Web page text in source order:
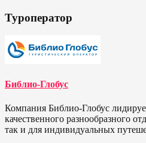
Туроператор
Библио-Глобус
Компания Библио-Глобус
качественного разнообразного
так и для индивидуальных